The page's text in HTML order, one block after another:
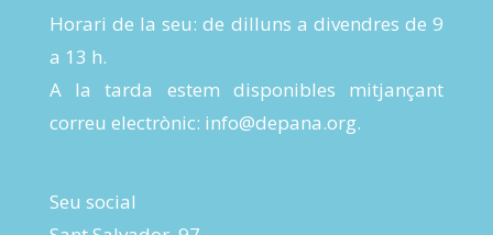
Horari de la seu: de dilluns a divendres de 9
a 13 h.
A la tarda estem disponibles mitjançant
correu electrònic: info@depana.org.
Seu social